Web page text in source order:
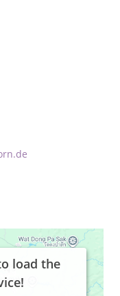
load the